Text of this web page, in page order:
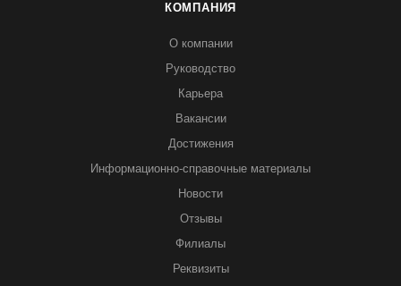
КОМПАНИЯ
О компании
Руководство
Карьера
Вакансии
Достижения
Информационно-справочные материалы
Новости
Отзывы
Филиалы
Реквизиты